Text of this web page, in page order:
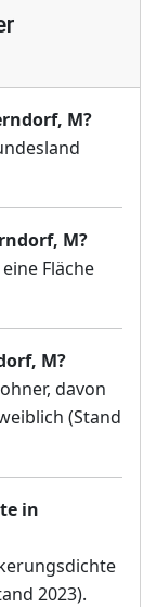
M?
M?
Fläche
M?
davon
(Stand
in
2023).